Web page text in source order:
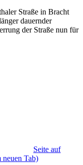
Straße in Bracht
dauernder
der Straße nun für
Seite auf
Tab)